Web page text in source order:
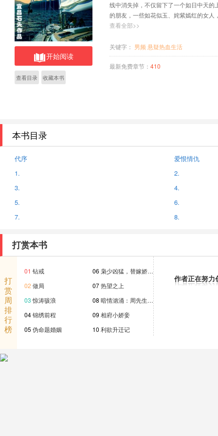
开始阅读
查看目录 收藏本书
线中消失掉，不仅留下了一个如日中天
的朋友，一些如花似玉、姹紫嫣红的女
而由此揭开的爱恨情仇更是令人荡气回
命。”有道是：“善有善报，恶有恶报；不
时，直挂云帆济沧海。”各位看官如果有
些论断有一个更深刻、更广泛的领会。
查看全部>>
关键字： 男频悬疑热血生活
最新免费章节： 410
本书目录
代序
爱恨情仇
1.
2.
3.
4.
5.
6.
7.
8.
打赏本书
打
赏
周
排
行
榜
01 钻戒
02 做局
03 惊涛骇浪
04锦绣前程
05 伪命题婚姻
06 枭少凶猛，替嫁娇…
07热望之上
08 暗情汹涌：周先生…
09 相府小娇妾
10 利欲升迁记
作者正在努力